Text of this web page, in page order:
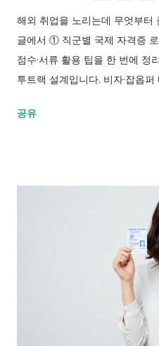
해외 취업을 노리는데 무엇부터
글에서 ① 직군별 국제 자격증
점수·서류 활용 팁을 한 번에 정
투트랙 설계입니다. 비자·잡옵퍼
로드맵: 언어+국제 자격의 투트
필요한 국제 자격증은 무엇이며
요? A. 직무별(IT·엔지니어링·
정하고, 공고 언어 요건에 맞춰
니다. 언어는 ‘입장권’, 자격은 ‘
설계가 정답입니다. 1. 해외 취
랙 처음 준비하면 무엇부터 해
션은 핵심 로드맵, 직군별 우선
언어 점수는 지원 자격을 열고,
공유